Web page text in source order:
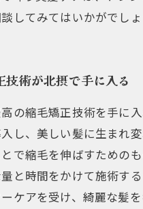
してみてはいかがでしょ
技術が北摂で手に入る
の縮毛矯正技術を手に
し、美しい髪に生まれ
で縮毛を伸ばすための
と時間をかけて施術す
ケアを受け、綺麗な髪